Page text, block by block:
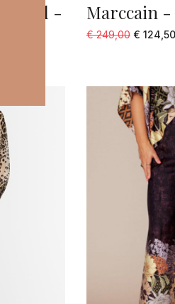
heel -
Marccain -
€ 249,00 € 124,50